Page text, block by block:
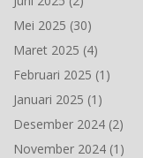
Mei 2025 (30)
Maret 2025 (4)
Februari 2025 (1)
Januari 2025 (1)
Desember 2024 (2)
November 2024 (1)